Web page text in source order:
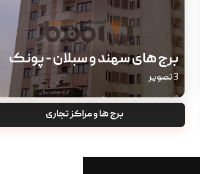
برج های سهند و سبلان - پونک
3 تصویر
برج ها و مراکز تجاری